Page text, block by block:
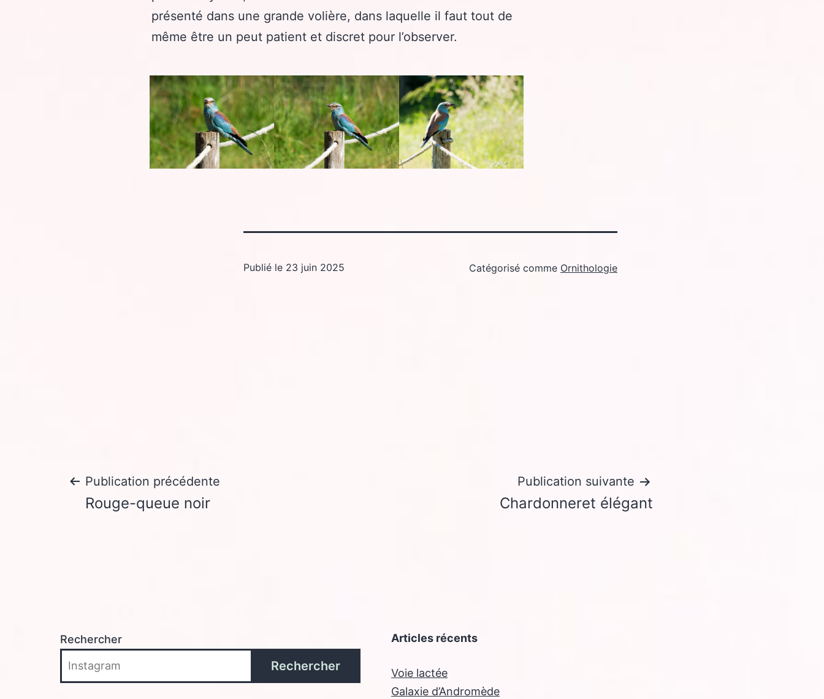
présenté dans une grande volière, dans laquelle il faut tout de
même être un peut patient et discret pour l’observer.
Publié le 23 juin 2025 Catégorisé comme Ornithologie
Navigation
Publication précédente
Rouge-queue noir
Publication suivante
Chardonneret élégant
Rechercher
Rechercher
Articles récents
Voie lactée
Galaxie d’Andromède